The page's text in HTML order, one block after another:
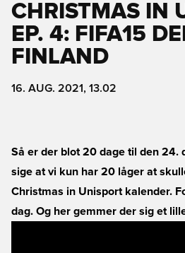
CHRISTMAS IN
EP. 4: FIFA15
FINLAND
16. AUG. 2021, 13.02
Så er der blot 20 dage til den 24.
sige at vi kun har 20 låger at
Christmas in Unisport kalender.
dag. Og her gemmer der sig et